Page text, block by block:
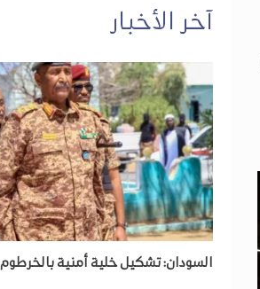
آخر الأخبار
السودان: تشكيل خلية أمنية بالخرطوم